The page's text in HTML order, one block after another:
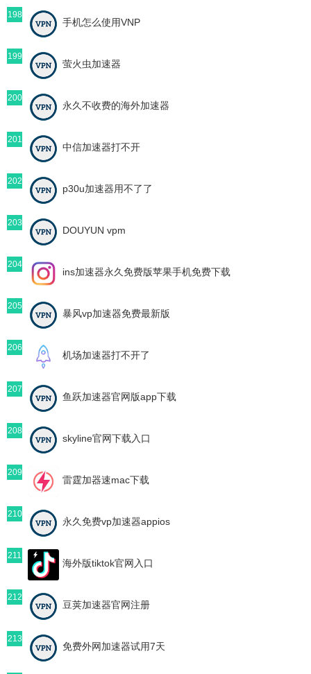
198
手机怎么使用VNP
199
萤火虫加速器
200
永久不收费的海外加速器
201
中信加速器打不开
202
p30u加速器用不了了
203
DOUYUN vpm
204
ins加速器永久免费版苹果手机免费下载
205
暴风vp加速器免费最新版
206
机场加速器打不开了
207
鱼跃加速器官网版app下载
208
skyline官网下载入口
209
雷霆加器速mac下载
210
永久免费vp加速器appios
211
海外版tiktok官网入口
212
豆荚加速器官网注册
213
免费外网加速器试用7天